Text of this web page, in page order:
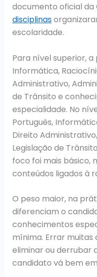
documento oficial da
disciplinas
escolaridade.
Para nível superior,
Informática,
Administrativo,
de Trânsito e
especialidade. No
Português,
Direito
Legislação de
foco foi mais básico,
conteúdos ligados à
O peso maior, na
diferenciam o
conhecimentos
mínima. Errar muitas
eliminar ou derrubar
candidato vá bem